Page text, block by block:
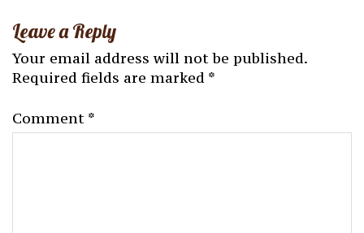
Leave a Reply
Your email address will not be published.
Required fields are marked *
Comment *